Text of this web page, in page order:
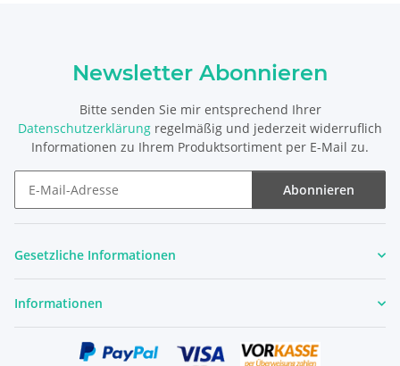
Newsletter Abonnieren
Bitte senden Sie mir entsprechend Ihrer
Datenschutzerklärung regelmäßig und jederzeit widerruflich
Informationen zu Ihrem Produktsortiment per E-Mail zu.
Abonnieren
Gesetzliche Informationen
Informationen